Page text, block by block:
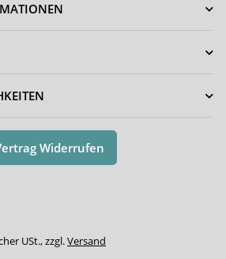
Widerrufen
USt., zzgl.Versand